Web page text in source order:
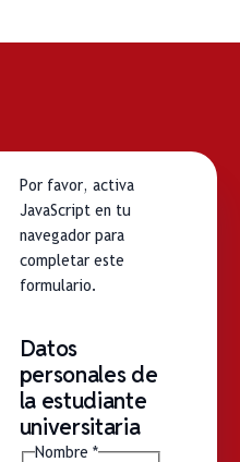
Por favor, activa
JavaScript en tu
navegador para
completar este
formulario.
Datos
personales de
la estudiante
universitaria
Nombre *